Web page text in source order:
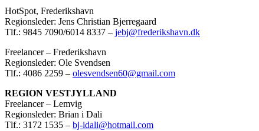
HotSpot, Frederikshavn
Regionsleder: Jens Christian Bjerregaard
Tlf.: 9845 7090/6014 8337 – jebj@frederikshavn.dk
Freelancer – Frederikshavn
Regionsleder: Ole Svendsen
Tlf.: 4086 2259 – olesvendsen60@gmail.com
REGION VESTJYLLAND
Freelancer – Lemvig
Regionsleder: Brian i Dali
Tlf.: 3172 1535 – bj-idali@hotmail.com